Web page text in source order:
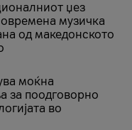
џез
музичка
од македонското
моќна
за поодговорно
во